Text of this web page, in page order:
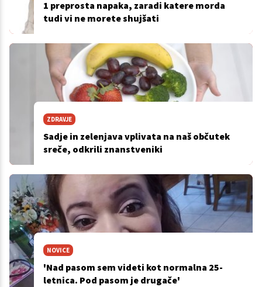
1 preprosta napaka, zaradi katere morda
tudi vi ne morete shujšati
ZDRAVJE
Sadje in zelenjava vplivata na naš občutek
sreče, odkrili znanstveniki
NOVICE
'Nad pasom sem videti kot normalna 25-
letnica. Pod pasom je drugače'